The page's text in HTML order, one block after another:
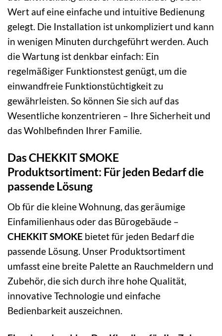
Wert auf eine einfache und intuitive Bedienung
gelegt. Die Installation ist unkompliziert und kann
in wenigen Minuten durchgeführt werden. Auch
die Wartung ist denkbar einfach: Ein
regelmäßiger Funktionstest genügt, um die
einwandfreie Funktionstüchtigkeit zu
gewährleisten. So können Sie sich auf das
Wesentliche konzentrieren – Ihre Sicherheit und
das Wohlbefinden Ihrer Familie.
Das CHEKKIT SMOKE
Produktsortiment: Für jeden Bedarf die
passende Lösung
Ob für die kleine Wohnung, das geräumige
Einfamilienhaus oder das Bürogebäude –
CHEKKIT SMOKE bietet für jeden Bedarf die
passende Lösung. Unser Produktsortiment
umfasst eine breite Palette an Rauchmeldern und
Zubehör, die sich durch ihre hohe Qualität,
innovative Technologie und einfache
Bedienbarkeit auszeichnen.